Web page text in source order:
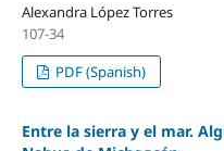
Alexandra López Torres
107-34
PDF (Spanish)
Entre la sierra y el mar.